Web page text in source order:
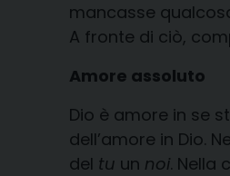
mancasse
A fronte di ciò,
Amore assoluto
Dio è amore in se
dell’amore in Dio.
del tu un noi. Nella